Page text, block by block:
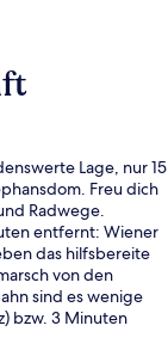
Lage, nur 15
Freu dich
Radwege.
entfernt: Wiener
das hilfsbereite
von den
sind es wenige
bzw. 3 Minuten